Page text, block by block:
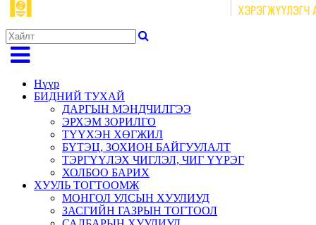
Нүүр
БИДНИЙ ТУХАЙ
ДАРГЫН МЭНДЧИЛГЭЭ
ЭРХЭМ ЗОРИЛГО
ТҮҮХЭН ХӨГЖИЛ
БҮТЭЦ, ЗОХИОН БАЙГУУЛАЛТ
ТЭРГҮҮЛЭХ ЧИГЛЭЛ, ЧИГ ҮҮРЭГ
ХОЛБОО БАРИХ
ХУУЛЬ ТОГТООМЖ
МОНГОЛ УЛСЫН ХУУЛИУД
ЗАСГИЙН ГАЗРЫН ТОГТООЛ